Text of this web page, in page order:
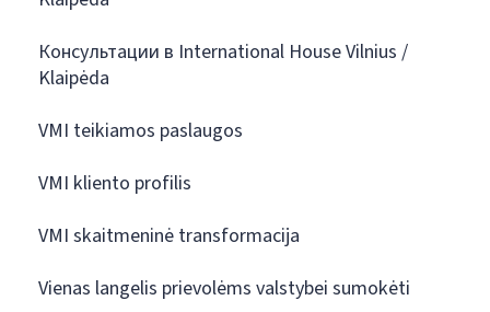
Консультации в International House Vilnius /
Klaipėda
VMI teikiamos paslaugos
VMI kliento profilis
VMI skaitmeninė transformacija
Vienas langelis prievolėms valstybei sumokėti